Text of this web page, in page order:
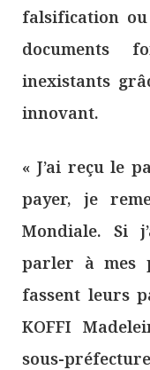
falsification
documents
inexistants
innovant.
« J’ai reçu le
payer, je
Mondiale. Si
parler à mes
fassent leurs
KOFFI
sous-